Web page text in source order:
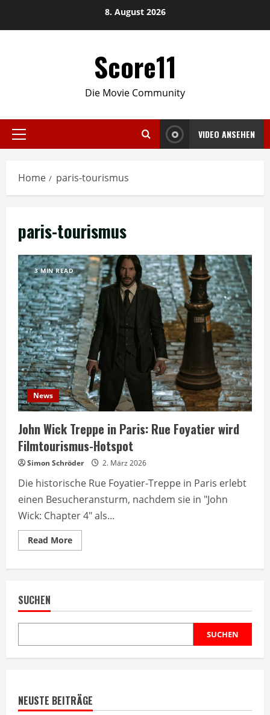
8. August 2026
Score11
Die Movie Community
Primary
VIDEO ANSEHEN
Home paris-tourismus
paris-tourismus
3 MIN READ
News
John Wick Treppe in Paris: Rue Foyatier wird
Filmtourismus-Hotspot
Simon Schröder 2. März 2026
Die historische Rue Foyatier-Treppe in Paris erlebt
einen Besucheransturm, nachdem sie in "John
Wick: Chapter 4" als...
Read MoreRead
more
Foyatier
wird
SUCHEN
SUCHEN
NEUSTE BEITRÄGE